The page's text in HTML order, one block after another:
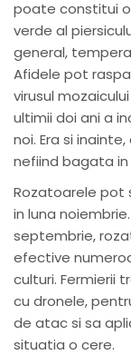
poate constitui
verde al
general,
Afidele pot
virusul
ultimii doi ani a
noi. Era si
nefiind bagata
Rozatoarele pot
in luna
septembrie,
efective
culturi. Fermierii
cu dronele,
de atac si sa
situatia o cere.